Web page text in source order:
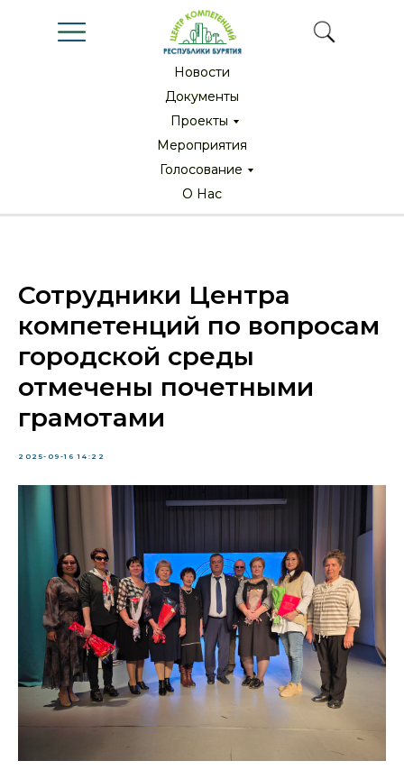
Новости
Новости
Документы
Документы
Мероприятия
Мероприятия
Проекты
Проекты
О Нас
О Нас
Голосование
Голосование
Сотрудники Центра
компетенций по вопросам
городской среды
отмечены почетными
грамотами
2025-09-16 14:22